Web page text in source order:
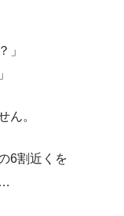
」
ん。
6割近くを